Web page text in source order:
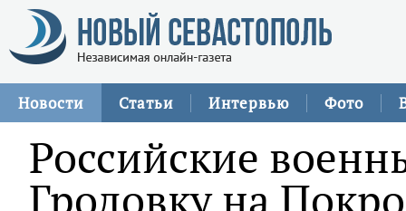
Новости Статьи Интервью Фото
Российские
Гродовку на